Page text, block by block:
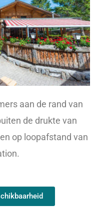
aan de rand van
de drukte van
op loopafstand van